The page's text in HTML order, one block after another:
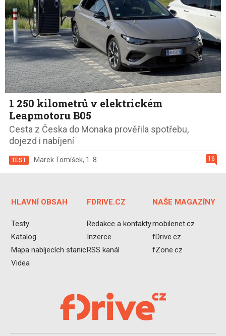
1 250 kilometrů v elektrickém
Leapmotoru B05
Cesta z Česka do Monaka prověřila spotřebu,
dojezd i nabíjení
16
TEST Marek Tomíšek, 1. 8.
HLAVNÍ OBSAH
Testy
Katalog
Mapa nabíjecích stanic
Videa
FDRIVE.CZ
Redakce a kontakty
Inzerce
RSS kanál
NAŠE MAGAZÍNY
mobilenet.cz
fDrive.cz
fZone.cz